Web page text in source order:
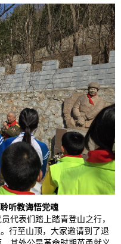
听教诲悟党魂
代表们踏上踏青登山之行，
行至山顶，大家邀请到了退